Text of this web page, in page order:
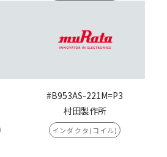
#B953AS-221M=P3
村田製作所
インダクタ(コイル)